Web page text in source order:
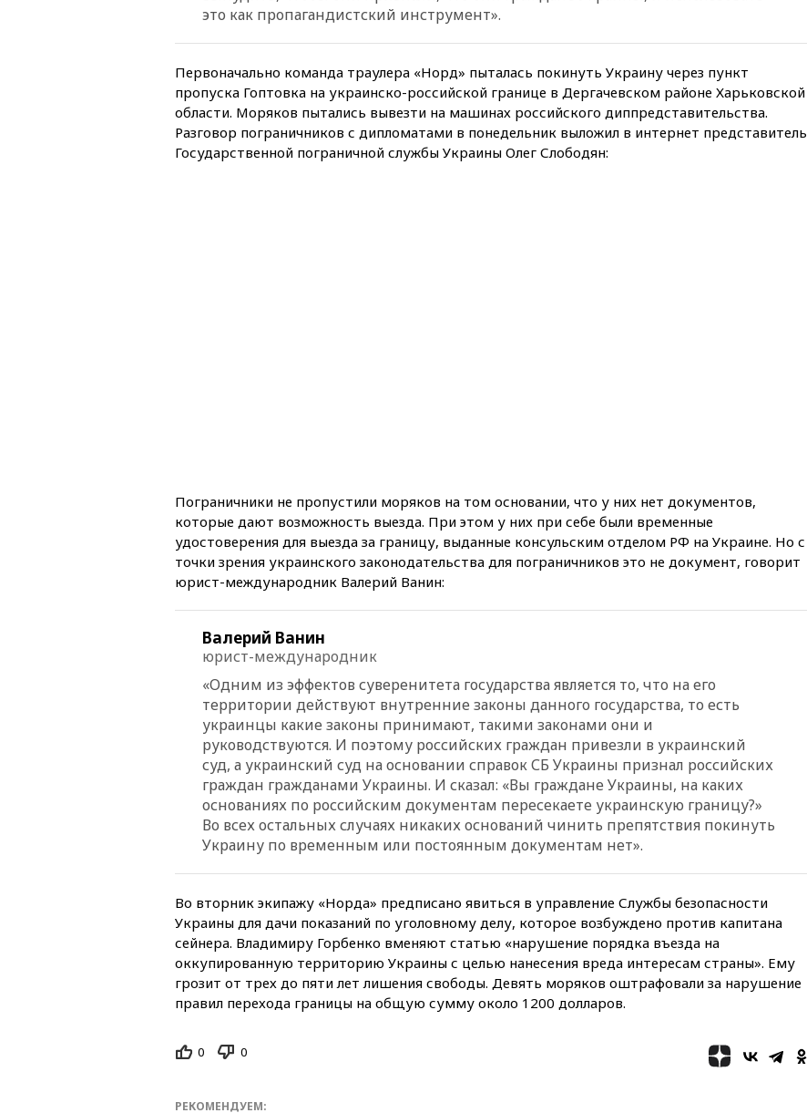
Хорватии
вчера, 21:15 Пентагон
опубликовал 16 новых видео с
НЛО
вчера, 21:00 На границе
Белом доме
вчера, 20:15 Сенат США
одобрил ужесточение
санкций против России и
вчера, 20:00СК возбудил дело
вчера, 19:45 ISU предоставил
нейтральный статус
фигуристкам Валиевой и
Трусовой
вчера, 19:35
Зеленский
впервые совершил
официальный визит в Сербию
вчера, 19:19Россиянка
погибла во Французских
горение на складе в Брянске
ликвидировано
вчера, 18:55Минобороны
отчиталось об ударах по двум
украинским сухогрузам в
стали абсолютными
чемпионами на олимпиаде по
это как пропагандистский инструмент».
Первоначально команда траулера «Норд» пыталась покинуть Украину через пункт
пропуска Гоптовка на украинско-российской границе в Дергачевском районе Харьковской
области. Моряков пытались вывезти на машинах российского диппредставительства.
Разговор пограничников с дипломатами в понедельник выложил в интернет представитель
Государственной пограничной службы Украины Олег Слободян:
Пограничники не пропустили моряков на том основании, что у них нет документов,
которые дают возможность выезда. При этом у них при себе были временные
удостоверения для выезда за границу, выданные консульским отделом РФ на Украине. Но с
точки зрения украинского законодательства для пограничников это не документ, говорит
юрист-международник Валерий Ванин:
Валерий Ванин
юрист-международник
«Одним из эффектов суверенитета государства является то, что на его
территории действуют внутренние законы данного государства, то есть
украинцы какие законы принимают, такими законами они и
руководствуются. И поэтому российских граждан привезли в украинский
суд, а украинский суд на основании справок СБ Украины признал российских
граждан гражданами Украины. И сказал: «Вы граждане Украины, на каких
основаниях по российским документам пересекаете украинскую границу?»
Во всех остальных случаях никаких оснований чинить препятствия покинуть
Украину по временным или постоянным документам нет».
Во вторник экипажу «Норда» предписано явиться в управление Службы безопасности
Украины для дачи показаний по уголовному делу, которое возбуждено против капитана
сейнера. Владимиру Горбенко вменяют статью «нарушение порядка въезда на
оккупированную территорию Украины с целью нанесения вреда интересам страны». Ему
грозит от трех до пяти лет лишения свободы. Девять моряков оштрафовали за нарушение
правил перехода границы на общую сумму около 1200 долларов.
0 0
РЕКОМЕНДУЕМ: